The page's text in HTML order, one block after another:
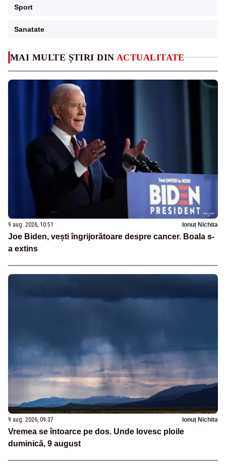
MAI MULTE ȘTIRI DIN ACTUALITATE
9 aug. 2026, 10:51 Ionuț Nichita
Joe Biden, vești îngrijorătoare despre cancer. Boala s-
a extins
9 aug. 2026, 09:37 Ionuț Nichita
Vremea se întoarce pe dos. Unde lovesc ploile
duminică, 9 august
Sport
Sanatate